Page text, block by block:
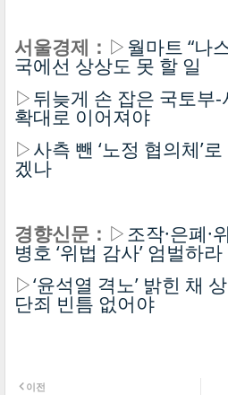
서울경제： ▷월마트 “나
국에선 상상도 못 할 일
▷뒤늦게 손 잡은 국토부
확대로 이어져야
▷사측 뺀 ‘노정 협의체’
겠나
경향신문： ▷조작·은폐·
병호 ‘위법 감사’ 엄벌하라
▷‘윤석열 격노’ 밝힌 채
단죄 빈틈 없어야
이전